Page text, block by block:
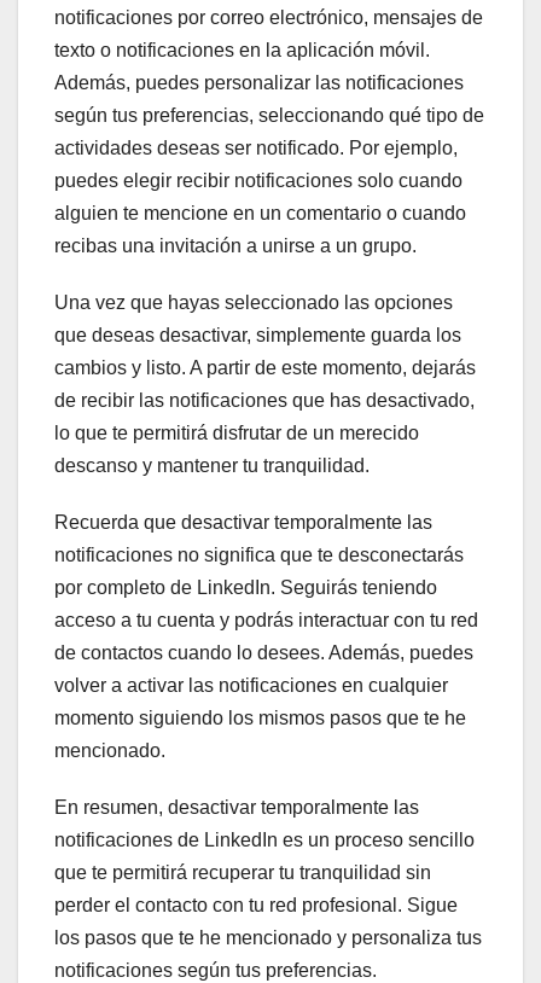
notificaciones por correo electrónico, mensajes de
texto o notificaciones en la aplicación móvil.
Además, puedes personalizar las notificaciones
según tus preferencias, seleccionando qué tipo de
actividades deseas ser notificado. Por ejemplo,
puedes elegir recibir notificaciones solo cuando
alguien te mencione en un comentario o cuando
recibas una invitación a unirse a un grupo.
Una vez que hayas seleccionado las opciones
que deseas desactivar, simplemente guarda los
cambios y listo. A partir de este momento, dejarás
de recibir las notificaciones que has desactivado,
lo que te permitirá disfrutar de un merecido
descanso y mantener tu tranquilidad.
Recuerda que desactivar temporalmente las
notificaciones no significa que te desconectarás
por completo de LinkedIn. Seguirás teniendo
acceso a tu cuenta y podrás interactuar con tu red
de contactos cuando lo desees. Además, puedes
volver a activar las notificaciones en cualquier
momento siguiendo los mismos pasos que te he
mencionado.
En resumen, desactivar temporalmente las
notificaciones de LinkedIn es un proceso sencillo
que te permitirá recuperar tu tranquilidad sin
perder el contacto con tu red profesional. Sigue
los pasos que te he mencionado y personaliza tus
notificaciones según tus preferencias.